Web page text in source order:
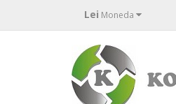
Lei Moneda